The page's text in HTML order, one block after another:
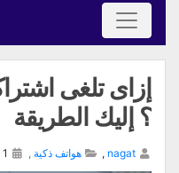
إزاى تلغى
؟ إليك الطريقة
nagat
, هواتف ذكية ,